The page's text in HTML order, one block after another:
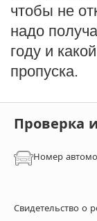
чтобы не
надо
году и
пропуска.
Проверка
Номер
Свидетельство о